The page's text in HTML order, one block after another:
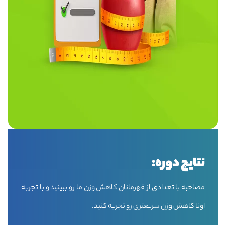
نتایج دوره:
مصاحبه با تعدادی از قهرمانان کاهش وزن ما رو ببینید و با تجربه
اونا کاهش وزن سریعتری رو تجربه کنید.